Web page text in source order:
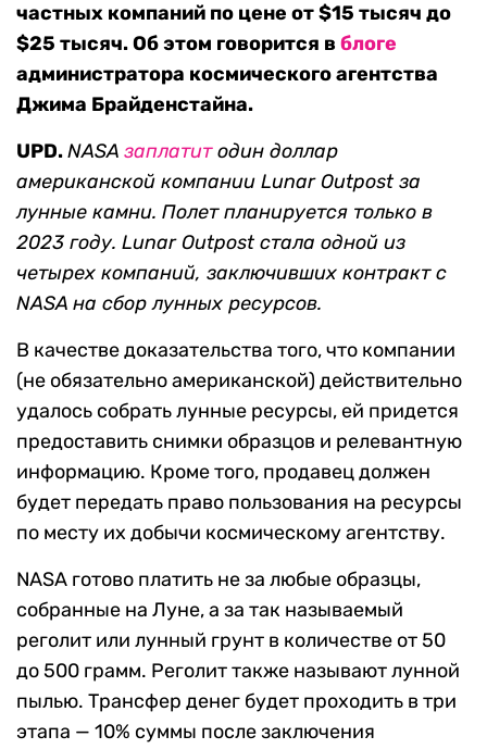
частных компаний по цене от $15 тысяч до
$25 тысяч. Об этом говорится в блоге
администратора космического агентства
Джима Брайденстайна.
UPD.NASA заплатитодин доллар
американской компании Lunar Outpost за
лунные камни. Полет планируется только в
2023 году. Lunar Outpost стала одной из
четырех компаний, заключивших контракт с
NASA на сбор лунных ресурсов.
В качестве доказательства того, что компании
(не обязательно американской) действительно
удалось собрать лунные ресурсы, ей придется
предоставить снимки образцов и релевантную
информацию. Кроме того, продавец должен
будет передать право пользования на ресурсы
по месту их добычи космическому агентству.
NASA готово платить не за любые образцы,
собранные на Луне, а за так называемый
реголит или лунный грунт в количестве от 50
до 500 грамм. Реголит также называют лунной
пылью. Трансфер денег будет проходить в три
этапа — 10% суммы после заключения